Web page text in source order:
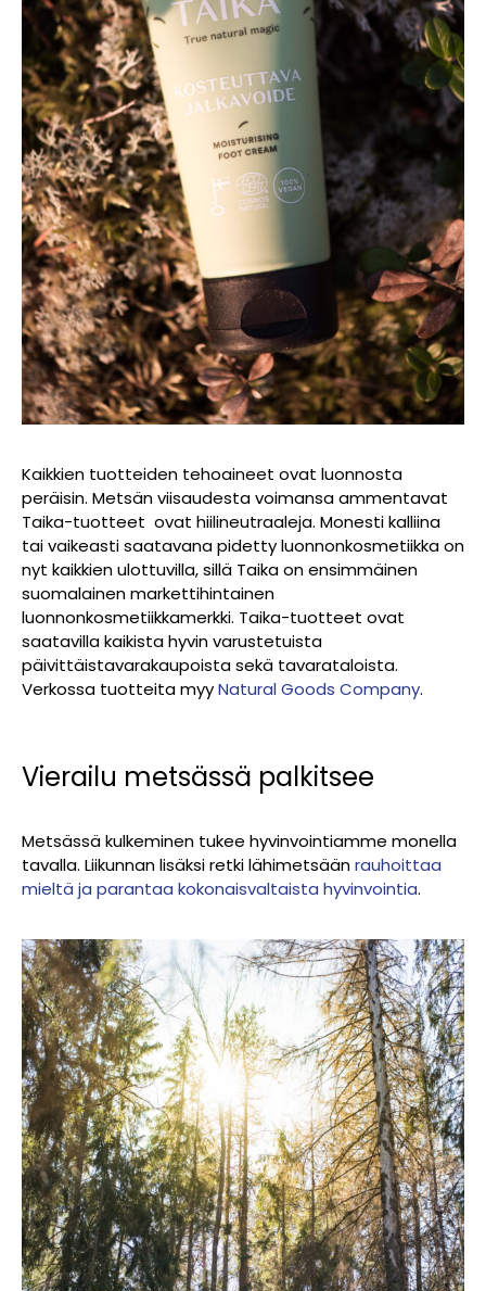
Kaikkien tuotteiden tehoaineet ovat luonnosta
peräisin. Metsän viisaudesta voimansa ammentavat
Taika-tuotteet ovat hiilineutraaleja. Monesti kalliina
tai vaikeasti saatavana pidetty luonnonkosmetiikka on
nyt kaikkien ulottuvilla, sillä Taika on ensimmäinen
suomalainen markettihintainen
luonnonkosmetiikkamerkki. Taika-tuotteet ovat
saatavilla kaikista hyvin varustetuista
päivittäistavarakaupoista sekä tavarataloista.
Verkossa tuotteita myyNatural Goods Company.
Vierailu metsässä palkitsee
Metsässä kulkeminen tukee hyvinvointiamme monella
tavalla. Liikunnan lisäksi retki lähimetsäänrauhoittaa
mieltä ja parantaa kokonaisvaltaista hyvinvointia.